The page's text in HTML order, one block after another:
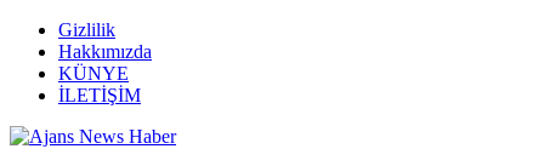
Gizlilik
Hakkımızda
KÜNYE
İLETİŞİM